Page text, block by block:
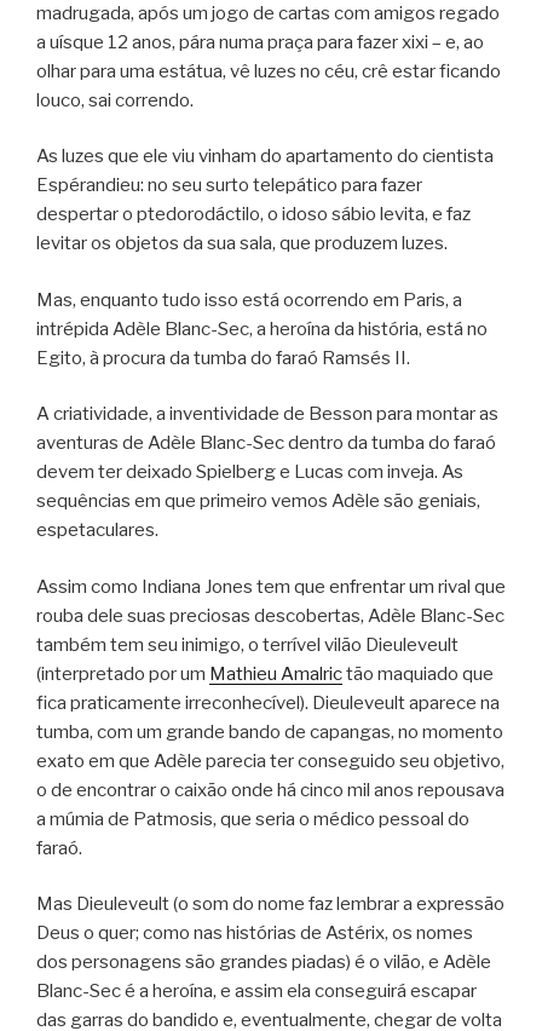
madrugada, após um jogo de cartas com amigos regado
a uísque 12 anos, pára numa praça para fazer xixi – e, ao
olhar para uma estátua, vê luzes no céu, crê estar ficando
louco, sai correndo.
As luzes que ele viu vinham do apartamento do cientista
Espérandieu: no seu surto telepático para fazer
despertar o ptedorodáctilo, o idoso sábio levita, e faz
levitar os objetos da sua sala, que produzem luzes.
Mas, enquanto tudo isso está ocorrendo em Paris, a
intrépida Adèle Blanc-Sec, a heroína da história, está no
Egito, à procura da tumba do faraó Ramsés II.
A criatividade, a inventividade de Besson para montar as
aventuras de Adèle Blanc-Sec dentro da tumba do faraó
devem ter deixado Spielberg e Lucas com inveja. As
sequências em que primeiro vemos Adèle são geniais,
espetaculares.
Assim como Indiana Jones tem que enfrentar um rival que
rouba dele suas preciosas descobertas, Adèle Blanc-Sec
também tem seu inimigo, o terrível vilão Dieuleveult
(interpretado por um Mathieu Amalrictão maquiado que
fica praticamente irreconhecível). Dieuleveult aparece na
tumba, com um grande bando de capangas, no momento
exato em que Adèle parecia ter conseguido seu objetivo,
o de encontrar o caixão onde há cinco mil anos repousava
a múmia de Patmosis, que seria o médico pessoal do
faraó.
Mas Dieuleveult (o som do nome faz lembrar a expressão
Deus o quer; como nas histórias de Astérix, os nomes
dos personagens são grandes piadas) é o vilão, e Adèle
Blanc-Sec é a heroína, e assim ela conseguirá escapar
das garras do bandido e, eventualmente, chegar de volta